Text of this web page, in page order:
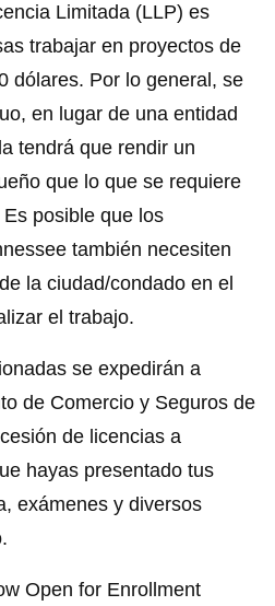
Limitada (LLP) es
trabajar en proyectos de
dólares. Por lo general, se
en lugar de una entidad
tendrá que rendir un
que lo que se requiere
posible que los
también necesiten
la ciudad/condado en el
el trabajo.
se expedirán a
de Comercio y Seguros de
de licencias a
hayas presentado tus
exámenes y diversos
Open for Enrollment